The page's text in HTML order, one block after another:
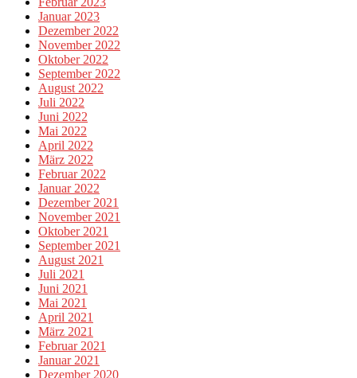
Januar 2023
Dezember 2022
November 2022
Oktober 2022
September 2022
August 2022
Juli 2022
Juni 2022
Mai 2022
April 2022
März 2022
Februar 2022
Januar 2022
Dezember 2021
November 2021
Oktober 2021
September 2021
August 2021
Juli 2021
Juni 2021
Mai 2021
April 2021
März 2021
Februar 2021
Januar 2021
Dezember 2020